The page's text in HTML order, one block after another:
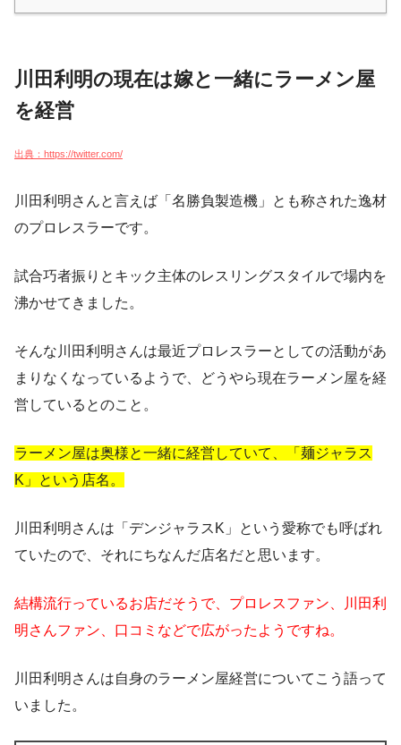
川田利明の現在は嫁と一緒にラーメン屋
を経営
出典：https://twitter.com/
川田利明さんと言えば「名勝負製造機」とも称された逸材
のプロレスラーです。
試合巧者振りとキック主体のレスリングスタイルで場内を
沸かせてきました。
そんな川田利明さんは最近プロレスラーとしての活動があ
まりなくなっているようで、どうやら現在ラーメン屋を経
営しているとのこと。
ラーメン屋は奥様と一緒に経営していて、「麺ジャラス
K」という店名。
川田利明さんは「デンジャラスK」という愛称でも呼ばれ
ていたので、それにちなんだ店名だと思います。
結構流行っているお店だそうで、プロレスファン、川田利
明さんファン、口コミなどで広がったようですね。
川田利明さんは自身のラーメン屋経営についてこう語って
いました。